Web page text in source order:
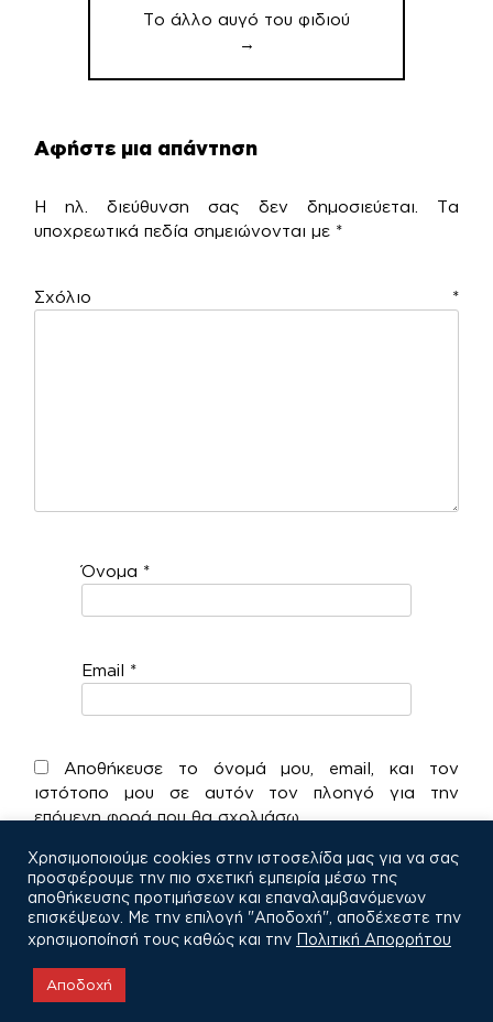
Το άλλο αυγό του φιδιού
→
Αφήστε μια απάντηση
Η ηλ. διεύθυνση σας δεν δημοσιεύεται.
Τα
υποχρεωτικά πεδία σημειώνονται με *
Σχόλιο *
Όνομα *
Email *
Αποθήκευσε το όνομά μου, email, και τον
ιστότοπο μου σε αυτόν τον πλοηγό για την
επόμενη φορά που θα σχολιάσω.
Χρησιμοποιούμε cookies στην ιστοσελίδα μας για να σας
προσφέρουμε την πιο σχετική εμπειρία μέσω της
αποθήκευσης προτιμήσεων και επαναλαμβανόμενων
επισκέψεων. Με την επιλογή "Αποδοχή", αποδέχεστε την
χρησιμοποίησή τους καθώς και την Πολιτική Απορρήτου
Αποδοχή